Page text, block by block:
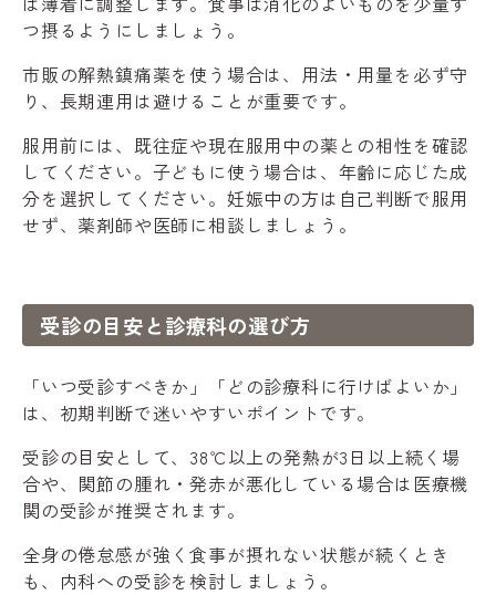
つ摂るようにしましょう。
市販の解熱鎮痛薬を使う場合は、用法・用量を必ず守
り、長期連用は避けることが重要です。
服用前には、既往症や現在服用中の薬との相性を確認
してください。子どもに使う場合は、年齢に応じた成
分を選択してください。妊娠中の方は自己判断で服用
せず、薬剤師や医師に相談しましょう。
受診の目安と診療科の選び方
「いつ受診すべきか」「どの診療科に行けばよいか」
は、初期判断で迷いやすいポイントです。
受診の目安として、38℃以上の発熱が3日以上続く場
合や、関節の腫れ・発赤が悪化している場合は医療機
関の受診が推奨されます。
全身の倦怠感が強く食事が摂れない状態が続くとき
も、内科への受診を検討しましょう。